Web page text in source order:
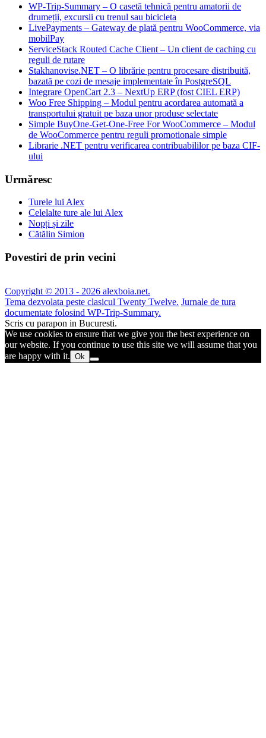
WP-Trip-Summary – O casetă tehnică pentru amatorii de
drumeții, excursii cu trenul sau bicicleta
LivePayments – Gateway de plată pentru WooCommerce, via
mobilPay
ServiceStack Routed Cache Client – Un client de caching cu
reguli de rutare
Stakhanovise.NET – O librărie pentru procesare distribuită,
bazată pe cozi de mesaje implementate în PostgreSQL
Integrare OpenCart 2.3 – NextUp ERP (fost CIEL ERP)
Woo Free Shipping – Modul pentru acordarea automată a
transportului gratuit pe baza unor produse selectate
Simple BuyOne-Get-One-Free For WooCommerce – Modul
de WooCommerce pentru reguli promotionale simple
Librarie .NET pentru verificarea contribuabililor pe baza CIF-
ului
Urmăresc
Turele lui Alex
Celelalte ture ale lui Alex
Nopți și zile
Cătălin Simion
Povestiri de prin vecini
Copyright © 2013 - 2026 alexboia.net.
Tema dezvolata peste clasicul Twenty Twelve. Jurnale de tura
documentate folosind WP-Trip-Summary.
Scris cu parapon in Bucuresti.
We use cookies to ensure that we give you the best experience on
our website. If you continue to use this site we will assume that you
are happy with it. Ok